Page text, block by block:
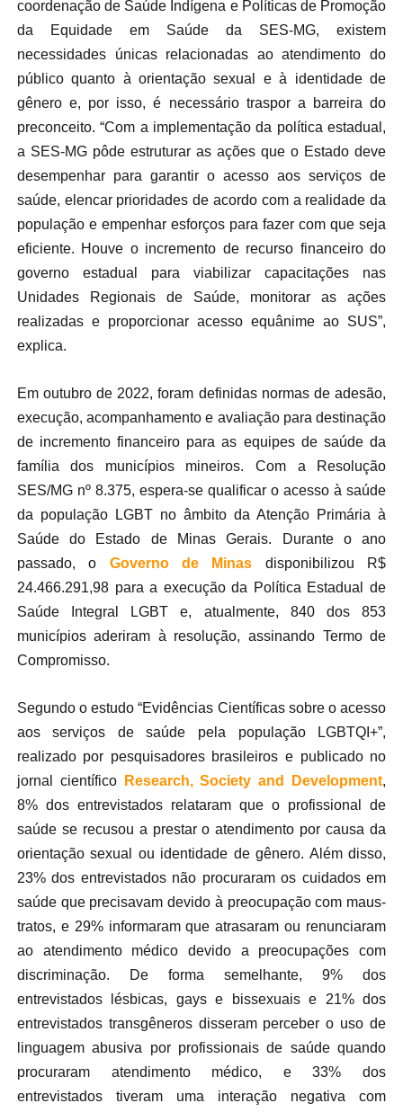
coordenação de Saúde Indígena e Políticas de Promoção
da Equidade em Saúde da SES-MG, existem
necessidades únicas relacionadas ao atendimento do
público quanto à orientação sexual e à identidade de
gênero e, por isso, é necessário traspor a barreira do
preconceito. “Com a implementação da política estadual,
a SES-MG pôde estruturar as ações que o Estado deve
desempenhar para garantir o acesso aos serviços de
saúde, elencar prioridades de acordo com a realidade da
população e empenhar esforços para fazer com que seja
eficiente. Houve o incremento de recurso financeiro do
governo estadual para viabilizar capacitações nas
Unidades Regionais de Saúde, monitorar as ações
realizadas e proporcionar acesso equânime ao SUS”,
explica.
Em outubro de 2022, foram definidas normas de adesão,
execução, acompanhamento e avaliação para destinação
de incremento financeiro para as equipes de saúde da
família dos municípios mineiros. Com a Resolução
SES/MG nº 8.375, espera-se qualificar o acesso à saúde
da população LGBT no âmbito da Atenção Primária à
Saúde do Estado de Minas Gerais. Durante o ano
passado, o Governo de Minas disponibilizou R$
24.466.291,98 para a execução da Política Estadual de
Saúde Integral LGBT e, atualmente, 840 dos 853
municípios aderiram à resolução, assinando Termo de
Compromisso.
Segundo o estudo “Evidências Científicas sobre o acesso
aos serviços de saúde pela população LGBTQI+”,
realizado por pesquisadores brasileiros e publicado no
jornal científico
Research, Society and Development,
8% dos entrevistados relataram que o profissional de
saúde se recusou a prestar o atendimento por causa da
orientação sexual ou identidade de gênero. Além disso,
23% dos entrevistados não procuraram os cuidados em
saúde que precisavam devido à preocupação com maus-
tratos, e 29% informaram que atrasaram ou renunciaram
ao atendimento médico devido a preocupações com
discriminação. De forma semelhante, 9% dos
entrevistados lésbicas, gays e bissexuais e 21% dos
entrevistados transgêneros disseram perceber o uso de
linguagem abusiva por profissionais de saúde quando
procuraram atendimento médico, e 33% dos
entrevistados tiveram uma interação negativa com